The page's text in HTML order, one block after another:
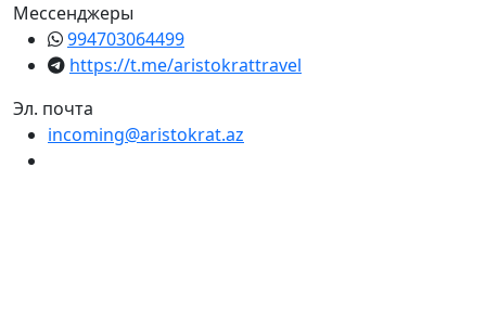
Мессенджеры
994703064499
https://t.me/aristokrattravel
Эл. почта
incoming@aristokrat.az